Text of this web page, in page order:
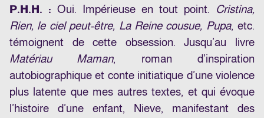
P.H.H. : Oui. Impérieuse en tout point. Cristina,
Rien, le ciel peut-être, La Reine cousue, Pupa, etc.
témoignent de cette obsession. Jusqu’au livre
Matériau Maman, roman d’inspiration
autobiographique et conte initiatique d’une violence
plus latente que mes autres textes, et qui évoque
l’histoire d’une enfant, Nieve, manifestant des